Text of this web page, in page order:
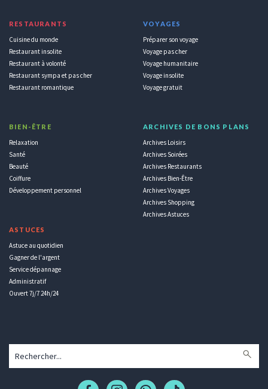
RESTAURANTS
Cuisine du monde
Restaurant insolite
Restaurant à volonté
Restaurant sympa et pas cher
Restaurant romantique
BIEN-ÊTRE
Relaxation
Santé
Beauté
Coiffure
Développement personnel
ASTUCES
Astuce au quotidien
Gagner de l'argent
Service dépannage
Administratif
Ouvert 7j/7 24h/24
VOYAGES
Préparer son voyage
Voyage pas cher
Voyage humanitaire
Voyage insolite
Voyage gratuit
ARCHIVES DE BONS PLANS
Archives Loisirs
Archives Soirées
Archives Restaurants
Archives Bien-Être
Archives Voyages
Archives Shopping
Archives Astuces